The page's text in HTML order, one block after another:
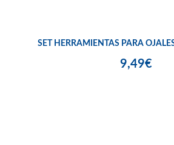
SET HERRAMIENTAS PARA
9,49€